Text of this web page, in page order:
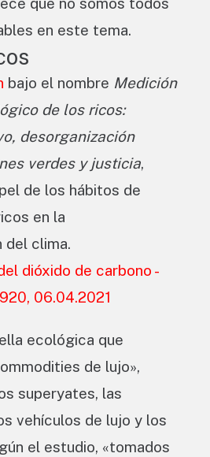
que no somos todos
en este tema.
bajo el nombre Medición
de los ricos:
desorganización
verdes y justicia,
de los hábitos de
en la
del clima.
ecológica que
de lujo»,
superyates, las
vehículos de lujo y los
el estudio, «tomados